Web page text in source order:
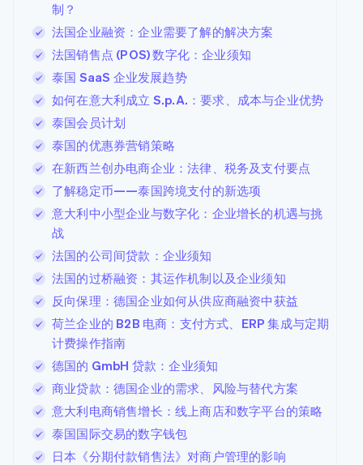
制？
法国企业融资：企业需要了解的解决方案
法国销售点 (POS) 数字化：企业须知
泰国 SaaS 企业发展趋势
如何在意大利成立 S.p.A.：要求、成本与企业优势
泰国会员计划
泰国的优惠券营销策略
在新西兰创办电商企业：法律、税务及支付要点
了解稳定币——泰国跨境支付的新选项
意大利中小型企业与数字化：企业增长的机遇与挑
战
法国的公司间贷款：企业须知
法国的过桥融资：其运作机制以及企业须知
反向保理：德国企业如何从供应商融资中获益
荷兰企业的 B2B 电商：支付方式、ERP 集成与定期
计费操作指南
德国的 GmbH 贷款：企业须知
商业贷款：德国企业的需求、风险与替代方案
意大利电商销售增长：线上商店和数字平台的策略
泰国国际交易的数字钱包
日本《分期付款销售法》对商户管理的影响